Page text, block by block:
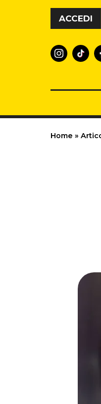
Vai al contenuto
ACCEDI
Home »